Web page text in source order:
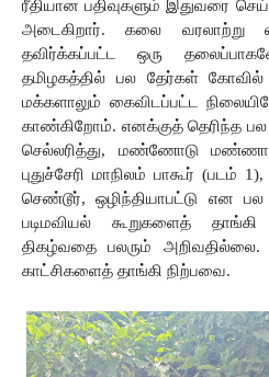
ரீதியான பதிவுகளும் இதுவரை
அடைகிறார். கலை வரலாற்று
தவிர்க்கப்பட்ட
ஒரு
தமிழகத்தில்
பல தேர்கள் கோவில்
மக்களாலும் கைவிடப்பட்ட
காண்கிறோம். எனக்குத் தெரிந்த பல
செல்லரித்து, மண்ணோடு
புதுச்சேரி மாநிலம் பாகூர் (படம்
செண்டூர், ஒழிந்தியாபட்டு என
படிமவியல் கூறுகளைத் தாங்கி
திகழ்வதை
பலரும்
காட்சிகளைத் தாங்கி நிற்பவை.